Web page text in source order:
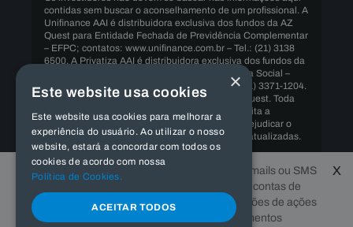
X
A AZ Quest informa que não envia e-mails ou SMS
com ofertas de contas investimentos, contas de
corretagem, análises ou recomendações de ações
para investimento, ofertas de investimentos
contidas sem buscar o aconselhamento de um profissional. A
Unifinance AAI é distribuidora exclusiva dos fundos da AZ
Quest para Entidade Fechada de Previdência Complementar
– EFPC; contatos: www.unifinance.com.br – Tel.: (21) 3138
6500. A Privatiza AAI é distribuidora exclusiva dos fundos da
AZ Quest para Regimes Próprios de Previdência Social –
RPPS; contatos: www.privatiza.com.br – Tel.: (11) 3371-1204.
Copyrights ©️ 2015 All Rights Reserved by AZ Quest. Toda
transmissão de ordem por meio digital está sujeita a
interrupções ou atrasos, podendo impedir ou prejudicar o
envio de ordens ou a recepção de informações atualizadas.
A AZ QUEST e os fundos de investimento sob sua gestão
não estão autorizados a conceder empréstimos, uma vez
que não se tratam de instituições financeiras, nem de
×
Este website usa cookies
Este website usa cookies para melhorar a
experiência do usuário. Ao utilizar o nosso
website, estará a concordar com todos os
cookies de acordo com nossa
Política de Cookies.
ACEITAR TODOS